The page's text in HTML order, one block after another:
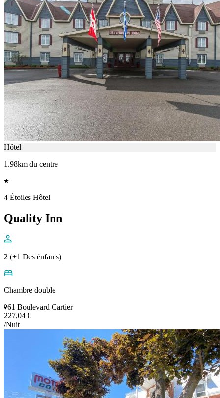
Hôtel
1.98km du centre
4 Étoiles Hôtel
Quality Inn
2 (+1 Des énfants)
Chambre double
61 Boulevard Cartier
227,04 €
/Nuit